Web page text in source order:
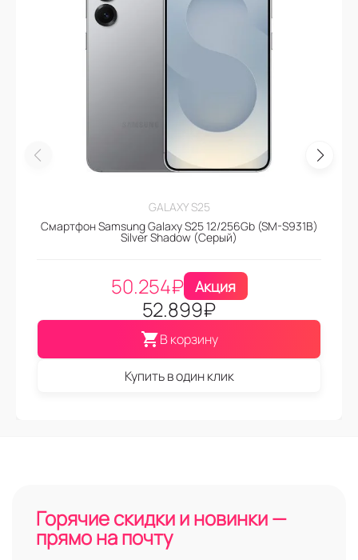
GALAXY S25
Смартфон Samsung Galaxy S25 12/256Gb (SM-S931B)
Silver Shadow (Серый)
50.254₽ Акция
52.899₽
В корзину
Купить в один клик
Горячие скидки и новинки —
прямо на почту